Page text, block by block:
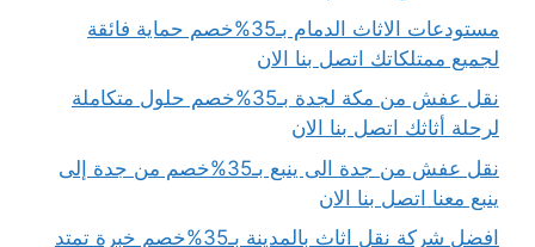
مستودعات الاثاث الدمام بـ35%خصم حماية فائقة
لجميع ممتلكاتك اتصل بنا الان
نقل عفش من مكة لجدة بـ35%خصم حلول متكاملة
لرحلة أثاثك اتصل بنا الان
نقل عفش من جدة الى ينبع بـ35%خصم من جدة إلى
ينبع معنا اتصل بنا الان
افضل شركة نقل اثاث بالمدينة بـ35%خصم خبرة تمتد